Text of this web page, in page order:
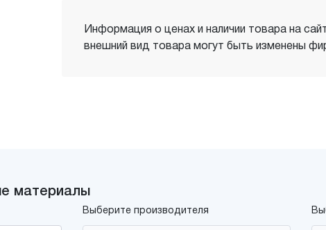
Информация о ценах и наличии товара на
внешний вид товара могут быть изменены
материалы
Выберите производителя